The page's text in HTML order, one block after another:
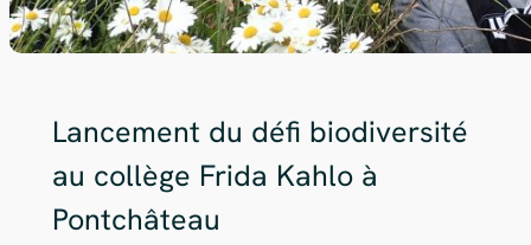
Lancement du défi biodiversité
au collège Frida Kahlo à
Pontchâteau